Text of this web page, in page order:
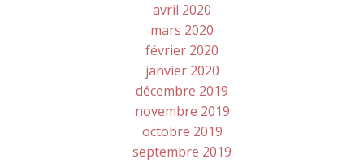
avril 2020
mars 2020
février 2020
janvier 2020
décembre 2019
novembre 2019
octobre 2019
septembre 2019